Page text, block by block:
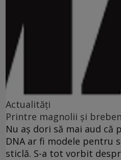
Actualități
Printre magnolii şi
Nu aş dori să mai aud că
DNA ar fi modele pentru
sticlă. S-a tot vorbit